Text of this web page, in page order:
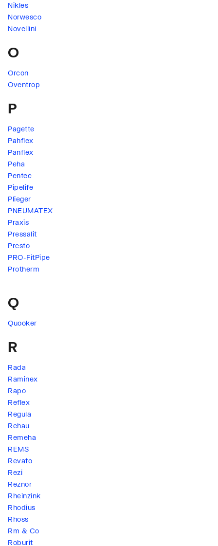
Nikles
Norwesco
Novellini
O
Orcon
Oventrop
P
Pagette
Pahflex
Panflex
Peha
Pentec
Pipelife
Plieger
PNEUMATEX
Praxis
Pressalit
Presto
PRO-FitPipe
Protherm
Q
Quooker
R
Rada
Raminex
Rapo
Reflex
Regula
Rehau
Remeha
REMS
Revato
Rezi
Reznor
Rheinzink
Rhodius
Rhoss
Rm & Co
Roburit